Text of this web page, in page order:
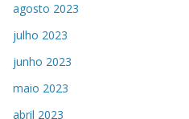
agosto 2023
julho 2023
junho 2023
maio 2023
abril 2023